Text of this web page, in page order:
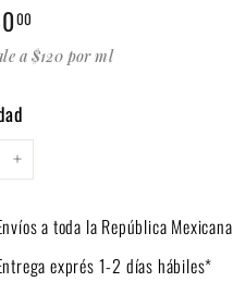
00
360.00
a $120 por ml
+
a toda la República Mexicana
exprés 1-2 días hábiles*